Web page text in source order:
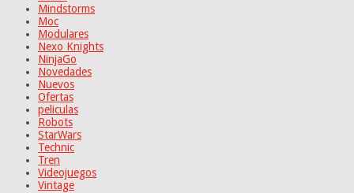
Mindstorms
Moc
Modulares
Nexo Knights
NinjaGo
Novedades
Nuevos
Ofertas
peliculas
Robots
StarWars
Technic
Tren
Videojuegos
Vintage